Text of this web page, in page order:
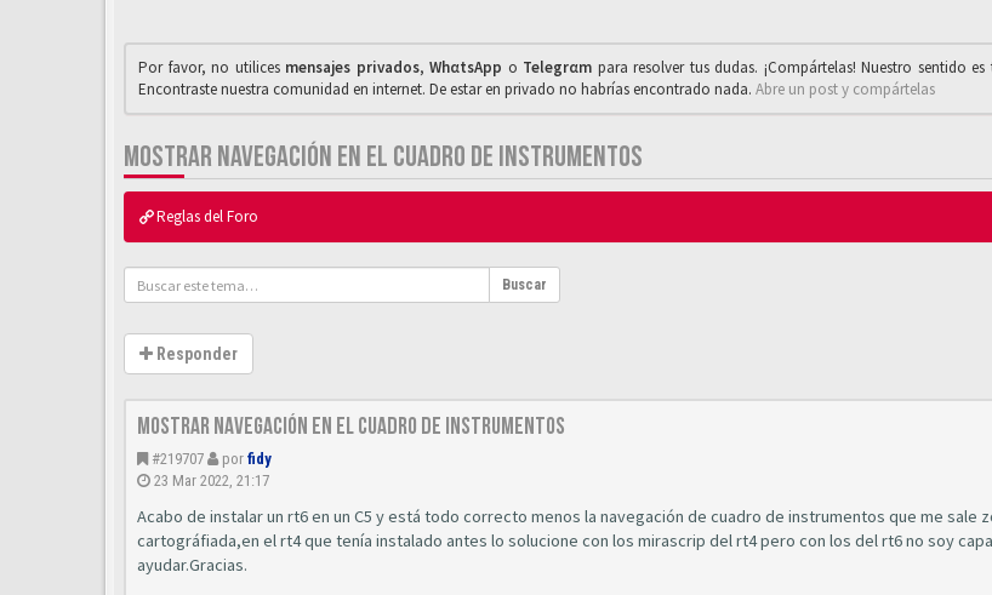
Por favor, no utilices mensajes privados,WhαtsApp o Telegrαm para resolver tus dudas. ¡Compártelas! Nuestro sentido
Encontraste nuestra comunidad en internet. De estar en privado no habrías encontrado nada. Abre un post y compártelas
MOSTRAR NAVEGACIÓN EN EL CUADRO DE INSTRUMENTOS
Reglas del Foro
Buscar
Responder
Mostrar navegación en el cuadro de instrumentos
#219707 por fidy
23 Mar 2022, 21:17
Acabo de instalar un rt6 en un C5 y está todo correcto menos la navegación de cuadro de instrumentos que me sale
cartográfiada,en el rt4 que tenía instalado antes lo solucione con los mirascrip del rt4 pero con los del rt6 no soy
ayudar.Gracias.